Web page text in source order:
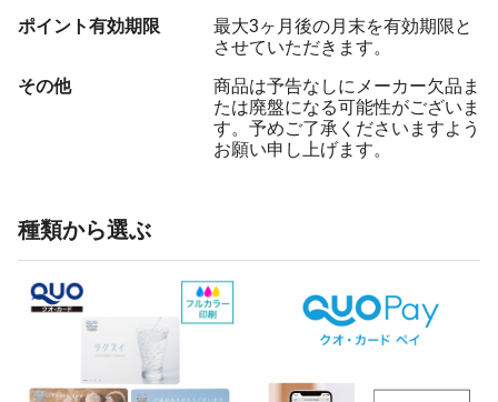
ポイント有効期限
最大3ヶ月後の月末を有効期限と
させていただきます。
その他
商品は予告なしにメーカー欠品ま
たは廃盤になる可能性がございま
す。予めご了承くださいますよう
お願い申し上げます。
種類から選ぶ